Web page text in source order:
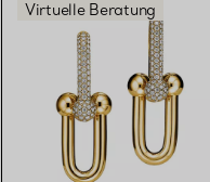
Virtuelle Beratung